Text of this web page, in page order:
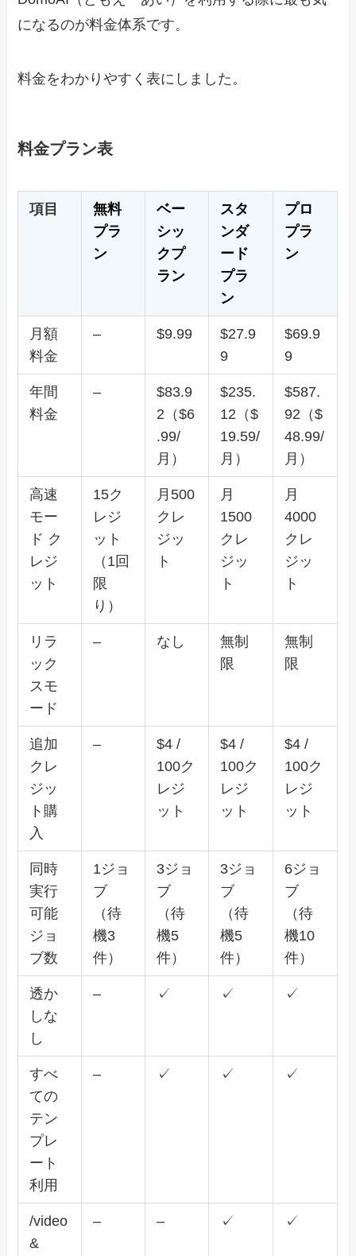
になるのが料金体系です。
料金をわかりやすく表にしました。
料金プラン表
項目
無料
プラ
ン
ベー
シッ
クプ
ラン
スタ
ンダ
ード
プラ
ン
プロ
プラ
ン
月額
料金
– $9.99
$27.9
9
$69.9
9
年間
料金
–
$83.9
2（$6
.99/
月）
$235.
12（$
19.59/
月）
$587.
92（$
48.99/
月）
高速
モー
ド ク
レジ
ット
15ク
レジ
ット
（1回
限
り）
月500
クレ
ジッ
ト
月
1500
クレ
ジッ
ト
月
4000
クレ
ジッ
ト
リラ
ック
スモ
ード
– なし
無制
限
無制
限
追加
クレ
ジッ
ト購
入
–
$4 /
100ク
レジ
ット
$4 /
100ク
レジ
ット
$4 /
100ク
レジ
ット
同時
実行
可能
ジョ
ブ数
1ジョ
ブ
（待
機3
件）
3ジョ
ブ
（待
機5
件）
3ジョ
ブ
（待
機5
件）
6ジョ
ブ
（待
機10
件）
透か
しな
し
– ✓ ✓ ✓
すべ
ての
テン
プレ
ート
利用
– ✓ ✓ ✓
/video
&
– – ✓ ✓